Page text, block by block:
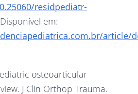
residpediatr-
em:
article/
osteoarticular
J Clin Orthop Trauma.